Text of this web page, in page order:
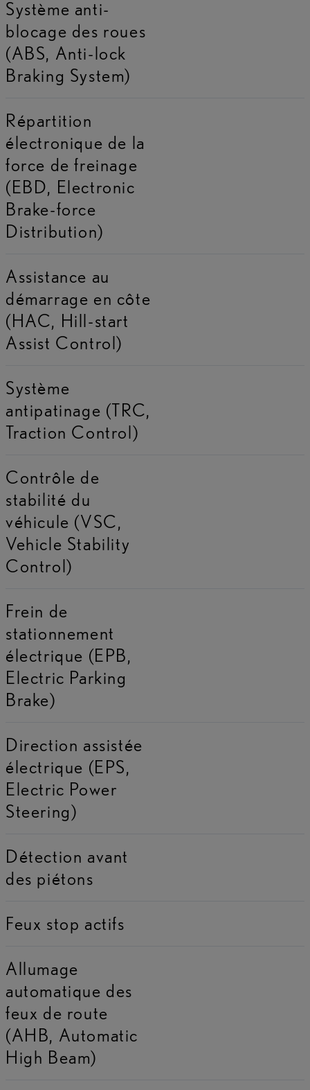
Système anti-
blocage des roues
(ABS, Anti-lock
Braking System)
Répartition
électronique de la
force de freinage
(EBD, Electronic
Brake-force
Distribution)
Assistance au
démarrage en côte
(HAC, Hill-start
Assist Control)
Système
antipatinage (TRC,
Traction Control)
Contrôle de
stabilité du
véhicule (VSC,
Vehicle Stability
Control)
Frein de
stationnement
électrique (EPB,
Electric Parking
Brake)
Direction assistée
électrique (EPS,
Electric Power
Steering)
Détection avant
des piétons
Feux stop actifs
Allumage
automatique des
feux de route
(AHB, Automatic
High Beam)